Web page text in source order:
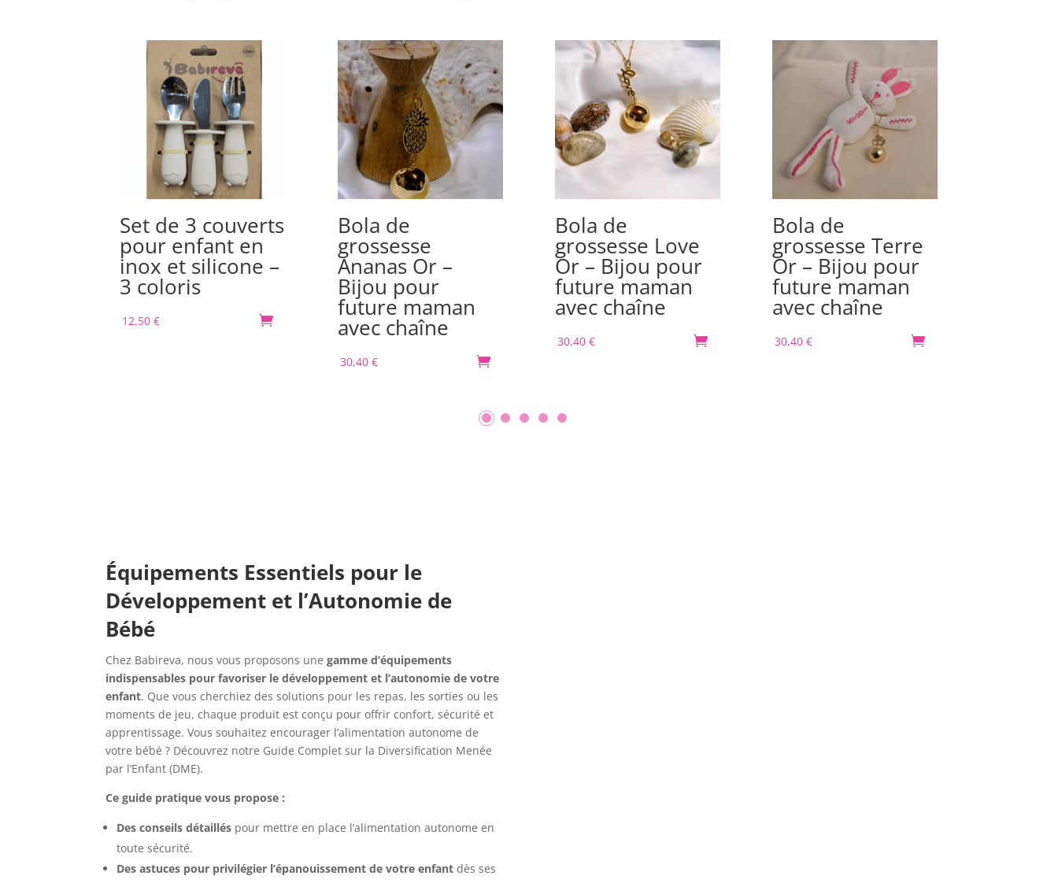
Set de 3 couverts
pour enfant en
inox et silicone –
3 coloris
12,50€ 
Bola de
grossesse
Ananas Or –
Bijou pour
future maman
avec chaîne
30,40 € 
Bola de
grossesse Love
Or – Bijou pour
future maman
avec chaîne
30,40 € 
Bola de
grossesse Terre
Or – Bijou pour
future maman
avec chaîne
30,40€ 
Équipements Essentiels pour le
Développement et l’Autonomie de
Bébé
Chez Babireva, nous vous proposons unegamme d’équipements
indispensables pour favoriser le développement et l’autonomie de votre
enfant. Que vous cherchiez des solutions pour les repas, les sorties ou les
moments de jeu, chaque produit est conçu pour offrir confort, sécurité et
apprentissage. Vous souhaitez encourager l’alimentation autonome de
votre bébé ? Découvrez notre Guide Complet sur la Diversification Menée
par l’Enfant (DME).
Ce guide pratique vous propose :
Des conseils détaillés pour mettre en place l’alimentation autonome en
toute sécurité.
Des astuces pour privilégier l’épanouissement de votre enfant dès ses